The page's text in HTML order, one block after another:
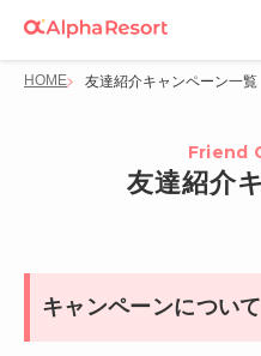
HOME 友達紹介キャンペーン一覧
Friend
友達紹介
キャンペーンについて